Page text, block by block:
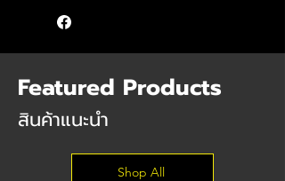
ใหม่มือหนึ่ง
ลูกค้าสนใจสามารถเลือก Custom สี หรือ
Featured Products
สินค้าแนะนำ
Shop All